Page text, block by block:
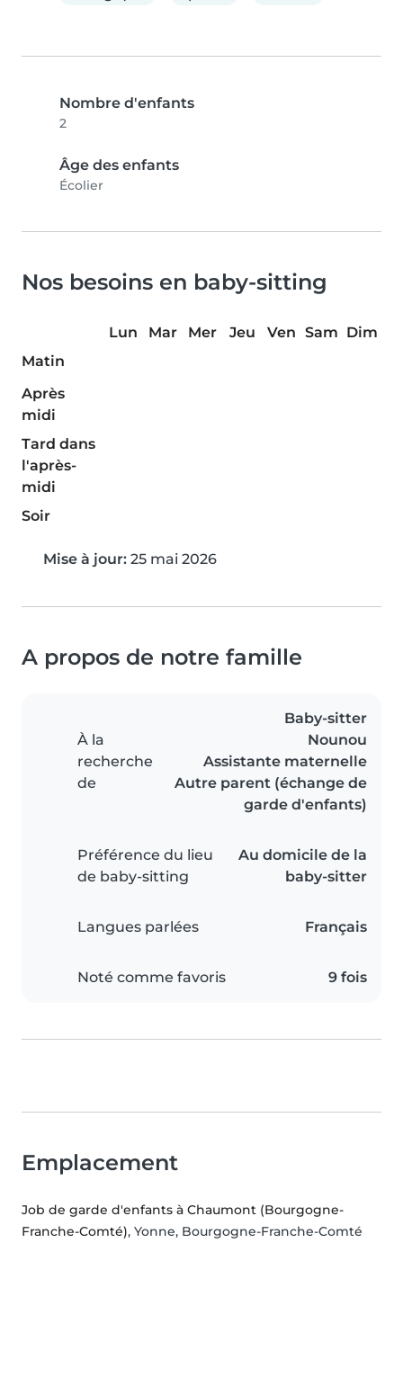
Nombre d'enfants
2
Âge des enfants
Écolier
Nos besoins en baby-sitting
Lun Mar Mer Jeu Ven Sam Dim
Matin
Après
midi
Tard dans
l'après-
midi
Soir
Mise à jour: 25 mai 2026
A propos de notre famille
À la
recherche
de
Baby-sitter
Nounou
Assistante maternelle
Autre parent (échange de
garde d'enfants)
Préférence du lieu
de baby-sitting
Au domicile de la
baby-sitter
Langues parlées Français
Noté comme favoris 9 fois
Emplacement
Job de garde d'enfants à Chaumont (Bourgogne-
Franche-Comté), Yonne, Bourgogne-Franche-Comté